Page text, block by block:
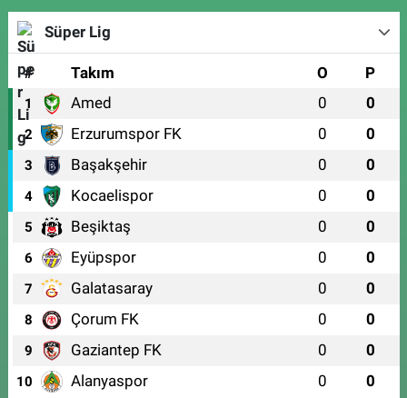
Süper Lig
# Takım O P
1 Amed 0 0
2 Erzurumspor FK 0 0
3 Başakşehir 0 0
4 Kocaelispor 0 0
5 Beşiktaş 0 0
6 Eyüpspor 0 0
7 Galatasaray 0 0
8 Çorum FK 0 0
9 Gaziantep FK 0 0
10 Alanyaspor 0 0